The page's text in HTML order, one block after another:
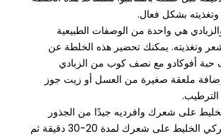
بشكل فعال.
هي واحدة من الوصفات الطبيعية
وتغذيته. يمكنك تحضير هذه الخلطة عن
أفوكادو مع نصف كوب من الزبادي
ملعقة صغيرة من العسل أو زيت جوز
الترطيب.
على شعرك وافرديه جيدًا من الجذور
حتى الأطراف. اتركي الخليط على شعرك لمدة 20-30 دقيقة ثم